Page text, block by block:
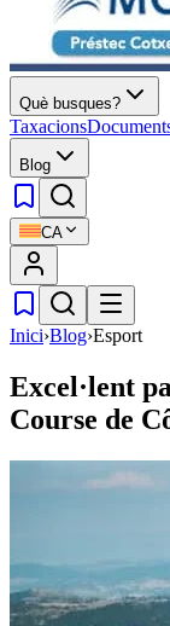
Què busques?
Taxacions
Blog
CA
Inici›Blog›Esport
Excel·lent
Course de